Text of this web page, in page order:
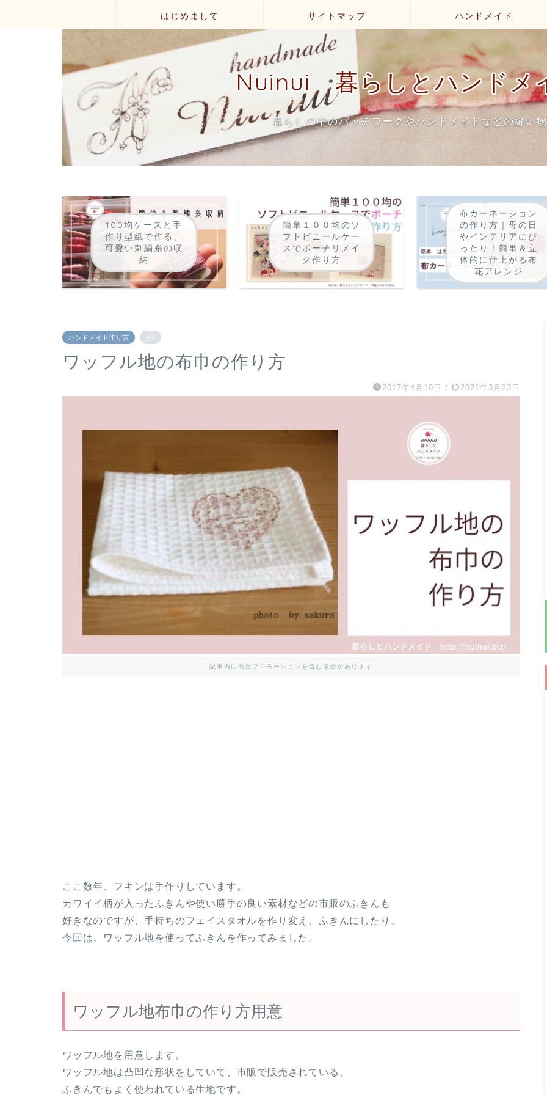
はじめまして サイトマップ ハンドメイド
Nuinui 暮らしとハンドメ
暮らしの中のパッチワークやハンドメイドなどの縫い物
100均ケースと手
作り型紙で作る、
可愛い刺繍糸の収
納
簡単１００均のソ
フトビニールケー
スでポーチリメイ
ク作り方
布カーネーション
の作り方｜母の日
やインテリアにぴ
ったり！簡単＆立
体的に仕上がる布
花アレンジ
ハンドメイド作り方 PR
ワッフル地の布巾の作り方
2017年4月10日 / 2021年3月23日
記事内に商品プロモーションを含む場合があります
ここ数年、フキンは手作りしています。
カワイイ柄が入ったふきんや使い勝手の良い素材などの市販のふきんも
好きなのですが、手持ちのフェイスタオルを作り変え、ふきんにしたり、
今回は、ワッフル地を使ってふきんを作ってみました。
ワッフル地布巾の作り方用意
ワッフル地を用意します。
ワッフル地は凸凹な形状をしていて、市販で販売されている、
ふきんでもよく使われている生地です。